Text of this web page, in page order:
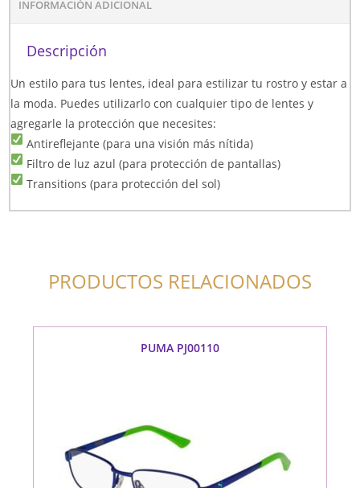
INFORMACIÓN ADICIONAL
Descripción
Un estilo para tus lentes, ideal para estilizar tu rostro y estar a
la moda. Puedes utilizarlo con cualquier tipo de lentes y
agregarle la protección que necesites:
Antireflejante (para una visión más nítida)
Filtro de luz azul (para protección de pantallas)
Transitions (para protección del sol)
PRODUCTOS RELACIONADOS
PUMA PJ00110